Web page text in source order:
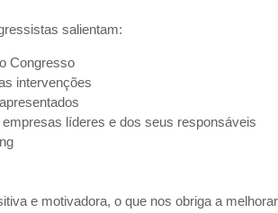
salientam:
Congresso
intervenções
líderes e dos seus responsáveis
e motivadora, o que nos obriga a